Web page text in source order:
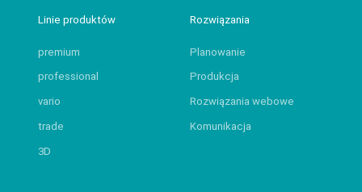
Linie produktów
premium
professional
vario
trade
3D
Rozwiązania
Planowanie
Produkcja
Rozwiązania webowe
Komunikacja